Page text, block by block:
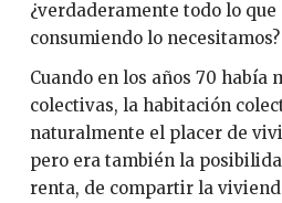
¿verdaderamente todo lo que
consumiendo lo necesitamos?
Cuando en los años 70 había
colectivas, la habitación
naturalmente el placer de
pero era también la
renta, de compartir la